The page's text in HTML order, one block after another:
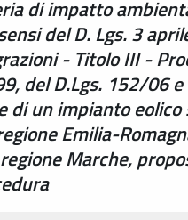
di impatto
del D. Lgs. 3
- Titolo III -
del D.Lgs. 152/06
di un impianto
Emilia-
Marche,